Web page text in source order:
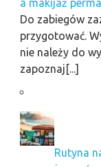
a makijaż
Do zabiegów
przygotować.
nie należy do
zapoznaj[...]
Rutyna